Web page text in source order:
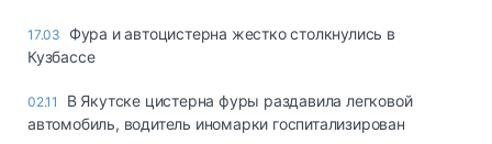
страхование
Склады и
грузовые
17.03
Фура и автоцистерна жестко столкнулись в
Кузбассе
02.11
В Якутске цистерна фуры раздавила легковой
автомобиль, водитель иномарки госпитализирован